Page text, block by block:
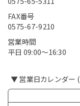
FAX番号
0575-67-9210
営業時間
平日 09:00〜16:30
▼ 営業日カレンダー (